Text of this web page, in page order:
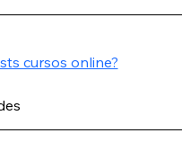
cursos online?